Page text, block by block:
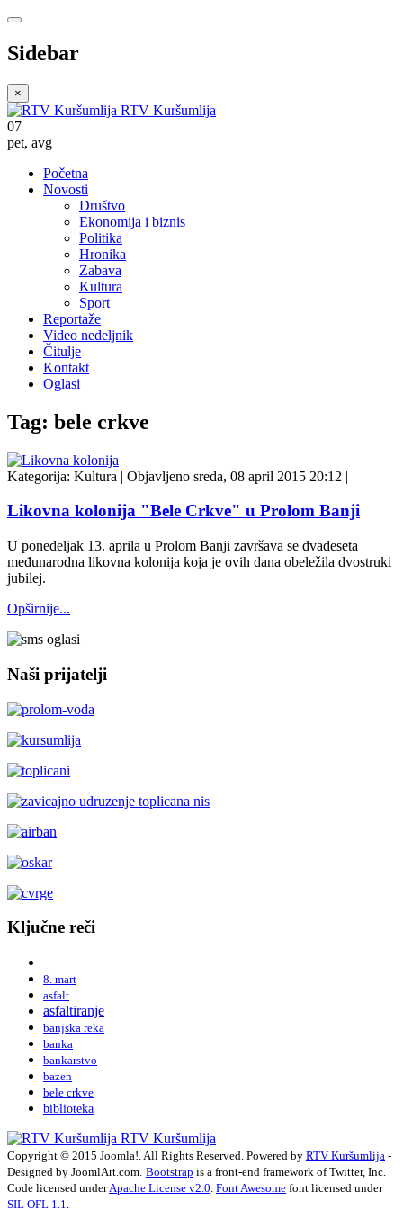
Sidebar
×
RTV Kuršumlija
07
pet, avg
Početna
Novosti
Društvo
Ekonomija i biznis
Politika
Hronika
Zabava
Kultura
Sport
Reportaže
Video nedeljnik
Čitulje
Kontakt
Oglasi
Tag: bele crkve
Kategorija: Kultura | Objavljeno sreda, 08 april 2015 20:12 |
Likovna kolonija "Bele Crkve" u Prolom Banji
U ponedeljak 13. aprila u Prolom Banji završava se dvadeseta
međunarodna likovna kolonija koja je ovih dana obeležila dvostruki
jubilej.
Opširnije...
Naši prijatelji
Ključne reči
8. mart
asfalt
asfaltiranje
banjska reka
banka
bankarstvo
bazen
bele crkve
biblioteka
RTV Kuršumlija
Copyright © 2015 Joomla!. All Rights Reserved. Powered by RTV Kuršumlija -
Designed by JoomlArt.com. Bootstrap is a front-end framework of Twitter, Inc.
Code licensed underApache License v2.0 Font Awesome font licensed under
SIL OFL 1.1